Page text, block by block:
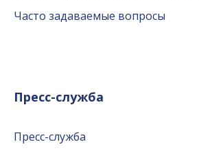
Часто задаваемые вопросы
Пресс-служба
Пресс-служба